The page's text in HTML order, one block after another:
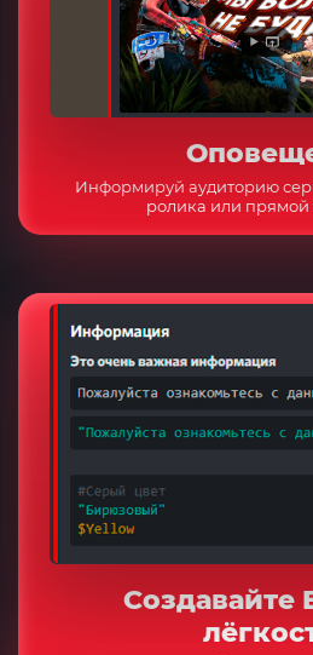
Информируй аудиторию
ролика или прямой
Создавайте